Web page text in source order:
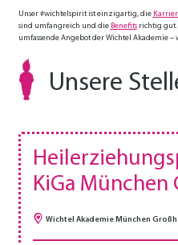
Unser #wichtelspirit ist einzigartig, die
sind umfang­reich und die Benefitsrichtig gut.
umfassende Angebot der Wichtel Akademie
Unsere
KiGa München
Wichtel Akademie München